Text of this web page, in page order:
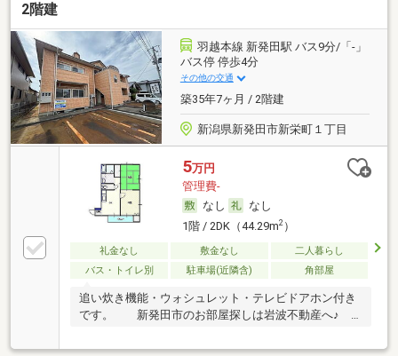
2階建
羽越本線 新発田駅 バス9分/「-」
バス停 停歩4分
その他の交通
築35年7ヶ月 / 2階建
新潟県新発田市新栄町１丁目
5万円
管理費-
なし
なし
1階 / 2DK（44.29m2）
礼金なし 敷金なし
二人暮らし
バス・トイレ別
駐車場(近隣含) 角部屋
追い炊き機能・ウォシュレット・テレビドアホン付き
です。 新発田市のお部屋探しは岩波不動産へ♪